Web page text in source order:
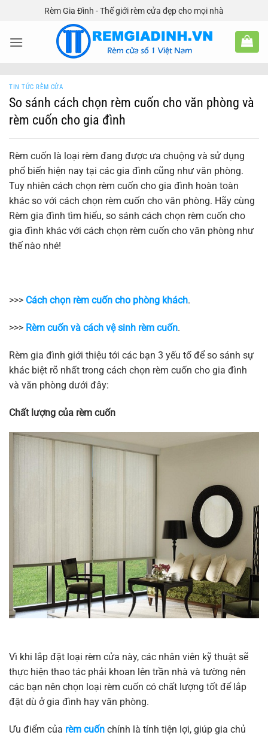
nội
Rèm Gia Đình - Thế giới rèm cửa đẹp cho mọi nhà
TIN TỨC RÈM CỬA
So sánh cách chọn rèm cuốn cho văn phòng và
rèm cuốn cho gia đình
Rèm cuốn là loại rèm đang được ưa chuộng và sử dụng
phổ biến hiện nay tại các gia đình cũng như văn phòng.
Tuy nhiên cách chọn rèm cuốn cho gia đình hoàn toàn
khác so với cách chọn rèm cuốn cho văn phòng. Hãy cùng
Rèm gia đình tìm hiểu, so sánh cách chọn rèm cuốn cho
gia đình khác với cách chọn rèm cuốn cho văn phòng như
thế nào nhé!
>>> Cách chọn rèm cuốn cho phòng khách.
>>> Rèm cuốn và cách vệ sinh rèm cuốn.
Rèm gia đình giới thiệu tới các bạn 3 yếu tố để so sánh sự
khác biệt rõ nhất trong cách chọn rèm cuốn cho gia đình
và văn phòng dưới đây:
Chất lượng của rèm cuốn
Vì khi lắp đặt loại rèm cửa này, các nhân viên kỹ thuật sẽ
thực hiện thao tác phải khoan lên trần nhà và tường nên
các bạn nên chọn loại rèm cuốn có chất lượng tốt để lắp
đặt dù ở gia đình hay văn phòng.
Ưu điểm của rèm cuốn chính là tính tiện lợi, giúp gia chủ